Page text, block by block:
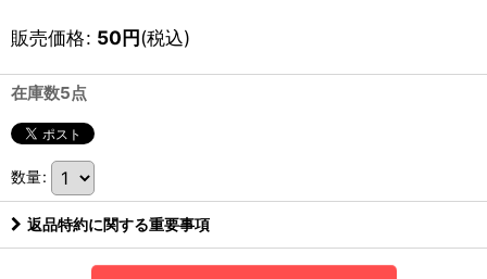
販売価格: 50円(税込)
在庫数5点
数量:
返品特約に関する重要事項